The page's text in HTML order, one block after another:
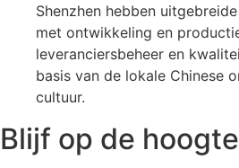
Shenzhen hebben
met ontwikkeling en
leveranciersbeheer en
basis van de lokale Chinese
cultuur.
Blijf op de hoogte